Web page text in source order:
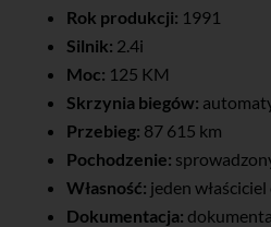
Rok produkcji: 1991
Silnik: 2.4i
Moc: 125 KM
Skrzynia biegów:
Przebieg: 87 615 km
Pochodzenie:
Własność: jeden
Dokumentacja: